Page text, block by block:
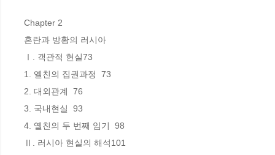
Chapter 2
혼란과 방황의 러시아
Ⅰ. 객관적 현실73
1. 옐친의 집권과정  73
2. 대외관계  76
3. 국내현실  93
4. 옐친의 두 번째 임기  98
Ⅱ. 러시아 현실의 해석101